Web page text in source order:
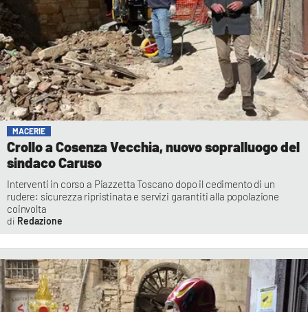
MACERIE
Crollo a Cosenza Vecchia, nuovo sopralluogo del
sindaco Caruso
Interventi in corso a Piazzetta Toscano dopo il cedimento di un
rudere: sicurezza ripristinata e servizi garantiti alla popolazione
coinvolta
Redazione